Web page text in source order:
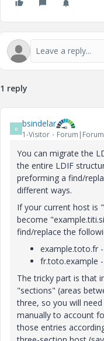
1 reply
B bsindelar
1-Visitor
You can migrate the
the entire LDIF
preforming a find/
different ways.
If your current host is
become
find/replace the
example.toto.fr
fr.toto.example
The tricky part is that
"sections" (areas
three, so you will
manually to account
those entries